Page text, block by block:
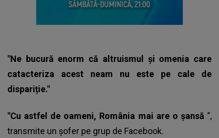
"Ne bucură enorm că altruismul și omenia care
catacteriza acest neam nu este pe cale de
dispariție."
"Cu astfel de oameni, România mai are o șansă ”,
transmite un șofer pe grup de Facebook.